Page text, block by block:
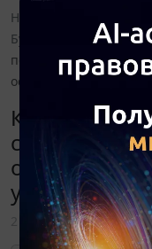
Новости и аналитика
Бухгалтерский учет в
подстатье КОСГУ и
освещения в
К какой
следует
освещения
учреждении?
2 декабря 2019